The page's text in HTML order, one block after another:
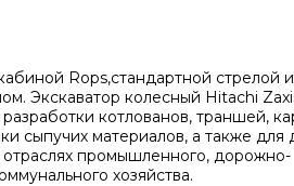
Rops,стандартной стрелой и
Экскаватор колесный Hitachi
котлованов, траншей,
сыпучих материалов, а также для
отраслях промышленного, дорожно-
хозяйства.